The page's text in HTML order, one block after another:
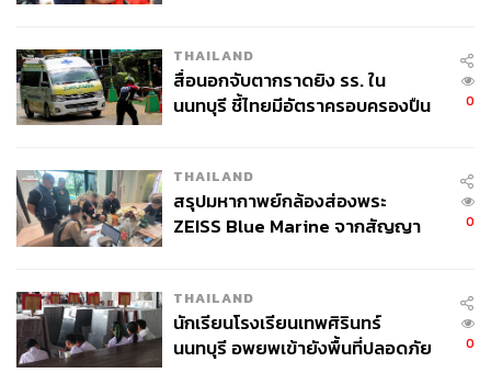
ชัดเจนมากในครั้งล่าสุดกับเหตุการณ์น้ำท่วมพื้นที่ภาค
ใต้ของไทยเพราะการทำงานที่ไม่เป็นระบบ ตั้งแต่ระบบ
การเตือนภัย การสื่อสาร การบริหารงานแบบรวมศูนย์
แก้ไขอย่างเร่งด่วน ภัยพิบัติที่มากขึ้นในอนาคต
ประชาชนก็มีความเสี่ยงในการเข้าถึงอาหารอีก
ความสูญเสียระหว่างห่วงโซ่อุปทาน ทั้งจากแปลง
โดยรวมยังอยู่ในอัตราที่สูง รวมถึงโอกาสในการรักษา
คุณภาพผลผลิตในพื้นที่ห่างไกล และการเพิ่มคุณค่า
ด้านการแปรรูปที่ยังไม่เพียงพอ
THAILAND
สื่อนอกจับตากราดยิง รร. ใน
นนทบุรี ชี้ไทยมีอัตราครอบครองปืน
0
THAILAND
สรุปมหากาพย์กล้องส่องพระ
ZEISS Blue Marine จากสัญญา
จ่ายหนี้-แอบระบุแบรนด์
0
THAILAND
นักเรียนโรงเรียนเทพศิรินทร์
นนทบุรี อพยพเข้ายังพื้นที่ปลอดภัย
0